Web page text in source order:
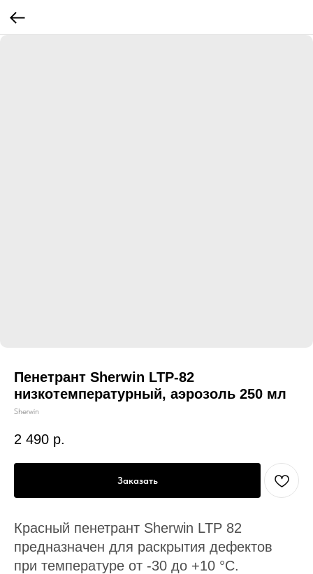
Пенетрант Sherwin LTP-82
низкотемпературный, аэрозоль 250 мл
Sherwin
2 490 р.
Заказать
Красный пенетрант Sherwin LTP 82
предназначен для раскрытия дефектов
при температуре от -30 до +10 °С.